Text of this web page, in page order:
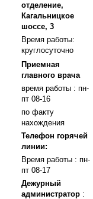
отделение,
Кагальницкое
шоссе, 3
Время работы:
круглосуточно
Приемная
главного врача
время работы : пн-
пт 08-16
по факту
нахождения
Телефон горячей
линии:
Время работы : пн-
пт 08-17
Дежурный
администратор :